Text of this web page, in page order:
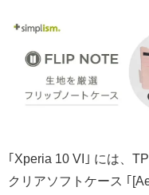
｢Xperia 10 VI｣ には、
クリアソフトケース ｢